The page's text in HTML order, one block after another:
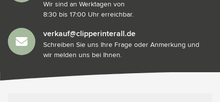
Wir sind an Werktagen von
8:30 bis 17:00 Uhr erreichbar.
verkauf@clipperinterall.de
Schreiben Sie uns Ihre Frage oder Anmerkung und
wir melden uns bei Ihnen.